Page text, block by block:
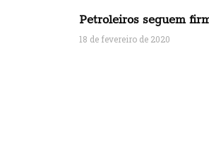
Petroleiros seguem
18 de fevereiro de 2020